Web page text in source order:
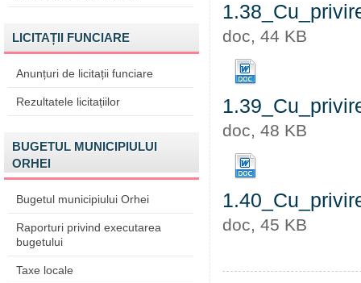
LICITAȚII FUNCIARE
Anunțuri de licitații funciare
Rezultatele licitațiilor
BUGETUL MUNICIPIULUI
ORHEI
Bugetul municipiului Orhei
Raporturi privind executarea
bugetului
Taxe locale
doc, 44 KB
doc, 48 KB
doc, 45 KB